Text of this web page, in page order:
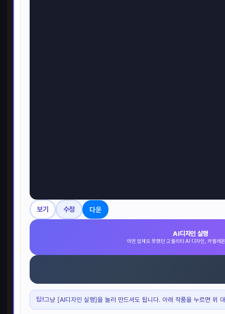
보기 수정 다운
AI디자인 실행
어떤 업체도 못했던 고퀄리티 AI 디자인, 카멜레
팁!!그냥 [AI디자인 실행]을 눌러 만드셔도 됩니다. 아래 작품을 누르면 위